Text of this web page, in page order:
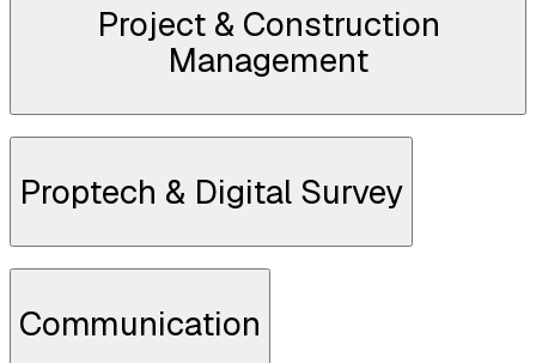
SCOPRI DI PIÙ
Project & Construction
Management
SCOPRI DI PIÙ
Proptech & Digital Survey
Communication